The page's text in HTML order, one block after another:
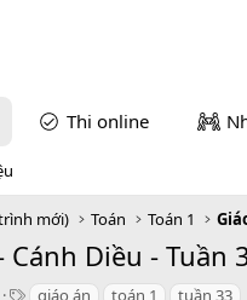
Thi online
mới) Toán Toán 1
Cánh Diều - Tuần
T giáo án toán 1 tuần 33